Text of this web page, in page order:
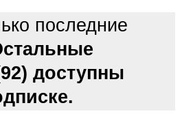
последние
доступны